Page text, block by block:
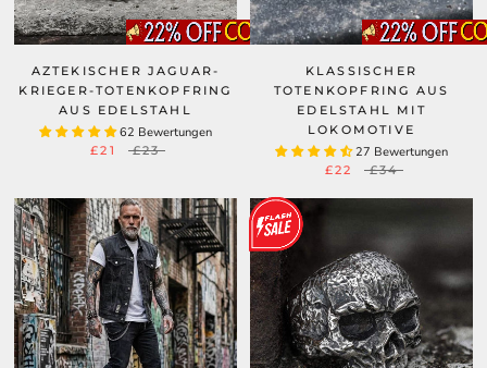
AZTEKISCHER JAGUAR-
KRIEGER-TOTENKOPFRING
AUS EDELSTAHL
62 Bewertungen
£21 £23
KLASSISCHER
TOTENKOPFRING AUS
EDELSTAHL MIT
LOKOMOTIVE
27 Bewertungen
£22 £34